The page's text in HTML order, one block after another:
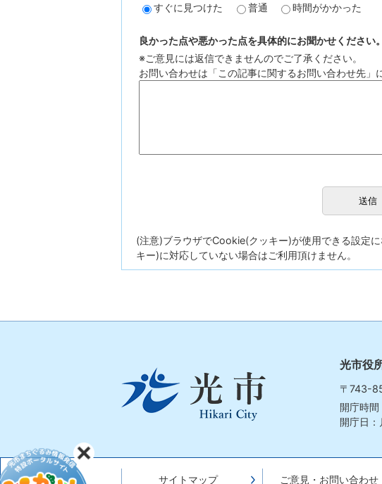
すぐに見つけた
普通 時間がかかった
良かった点や悪かった点を具体的にお聞かせくださ
※ご意見には返信できませんのでご了承ください。
お問い合わせは「この記事に関するお問い合わせ先」
(注意)ブラウザでCookie(クッキー)が使用できる設定
キー)に対応していない場合はご利用頂けません。
Hikari
光市役
〒743-
開庁時
開庁日
サイトマップ ご意見・お問い合わせ